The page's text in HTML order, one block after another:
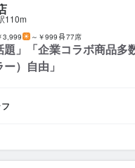
110m
3,999 ～￥999 77席
題」「企業コラボ商品
）自由」